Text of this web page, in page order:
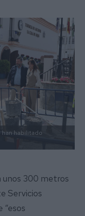
habilitado
unos 300 metros
Servicios